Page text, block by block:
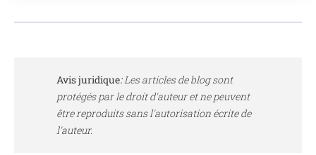
Avis juridique:Les articles de blog sont
protégés par le droit d'auteur et ne peuvent
être reproduits sans l'autorisation écrite de
l'auteur.